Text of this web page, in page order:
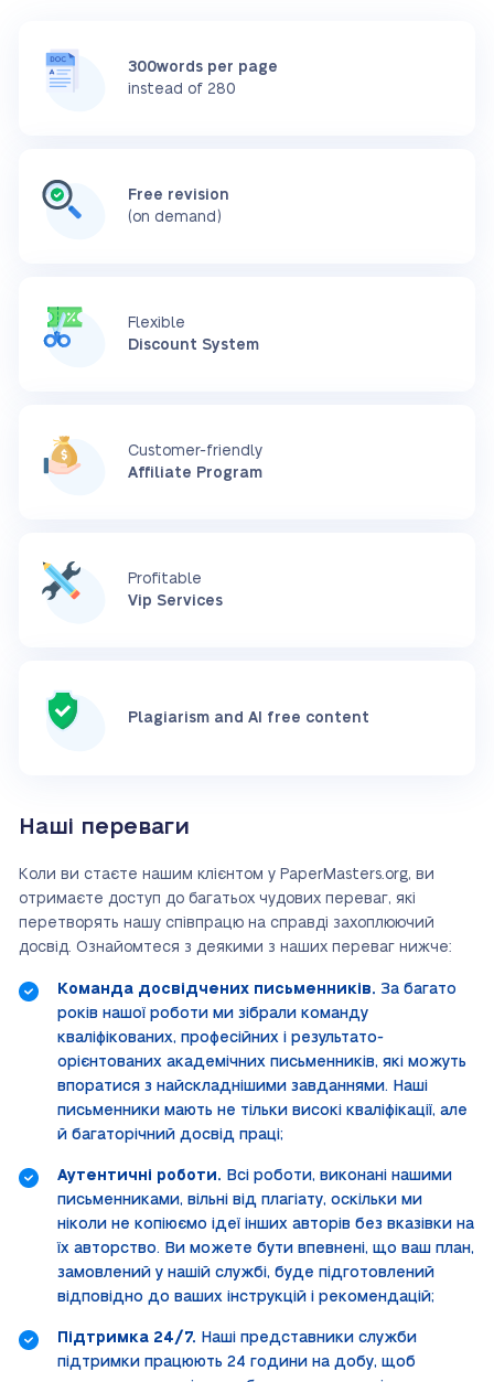
300words per page
instead of 280
Free revision
(on demand)
Flexible
Discount System
Customer-friendly
Affiliate Program
Profitable
Vip Services
Plagiarism and AI free content
Наші переваги
Коли ви стаєте нашим клієнтом у PaperMasters.org, ви
отримаєте доступ до багатьох чудових переваг, які
перетворять нашу співпрацю на справді захоплюючий
досвід. Ознайомтеся з деякими з наших переваг нижче:
Команда досвідчених письменників. За багато
років нашої роботи ми зібрали команду
кваліфікованих, професійних і результато-
орієнтованих академічних письменників, які можуть
впоратися з найскладнішими завданнями. Наші
письменники мають не тільки високі кваліфікації, але
й багаторічний досвід праці;
Аутентичні роботи. Всі роботи, виконані нашими
письменниками, вільні від плагіату, оскільки ми
ніколи не копіюємо ідеї інших авторів без вказівки на
їх авторство. Ви можете бути впевнені, що ваш план,
замовлений у нашій службі, буде підготовлений
відповідно до ваших інструкцій і рекомендацій;
Підтримка 24/7. Наші представники служби
підтримки працюють 24 години на добу, щоб